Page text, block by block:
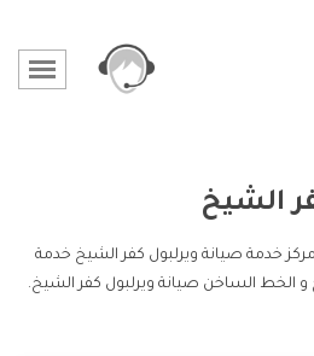
الشيخ
خدمة صيانة ويرلبول كفر الشيخ خدمة
و الخط الساخن صيانة ويرلبول كفر الشيخ.